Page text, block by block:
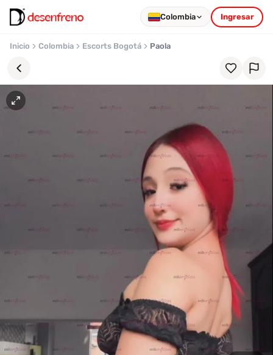
Colombia Ingresar
Inicio Colombia Escorts Bogotá Paola
favoritas
Entendido